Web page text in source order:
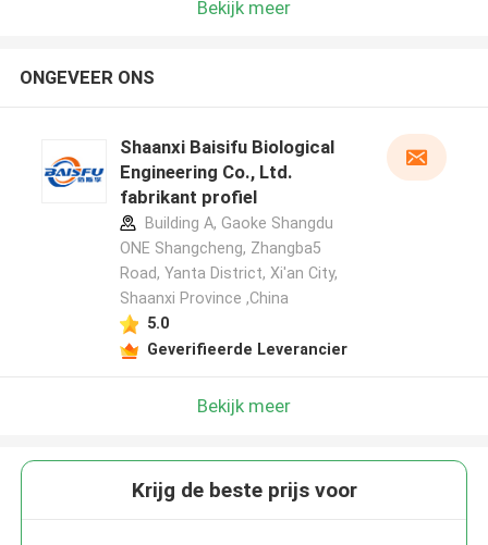
Bekijk meer
ONGEVEER ONS
Shaanxi Baisifu Biological
Engineering Co., Ltd.
fabrikant profiel
Building A, Gaoke Shangdu
ONE Shangcheng, Zhangba5
Road, Yanta District, Xi'an City,
Shaanxi Province ,China
5.0
Geverifieerde Leverancier
Bekijk meer
Krijg de beste prijs voor